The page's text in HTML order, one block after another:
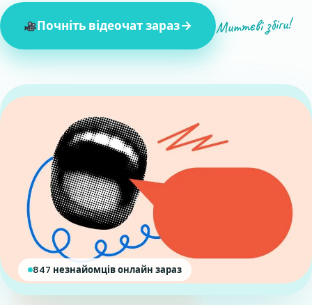
Почніть відеочат зараз Миттєві збіги!
847 незнайомців онлайн зараз